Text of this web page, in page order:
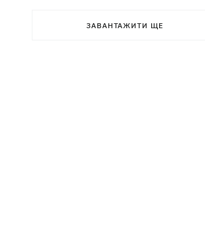
Дрони СБУ вразили два кораблі ФСБ
ЗАВАНТАЖИТИ ЩЕ